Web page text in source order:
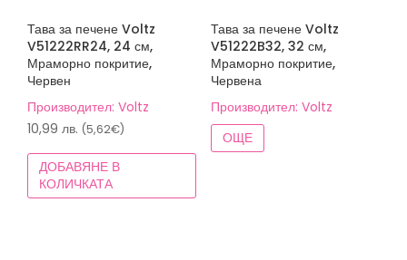
Тава за печене Voltz
V51222RR24, 24 см,
Мраморно покритие,
Червен
Производител: Voltz
10,99 лв. (5,62€)
ДОБАВЯНЕ В
КОЛИЧКАТА
Тава за печене Voltz
V51222B32, 32 см,
Мраморно покритие,
Червена
Производител: Voltz
ОЩЕ